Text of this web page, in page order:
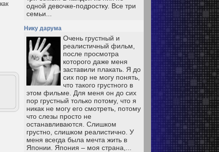
одной девочке-подростку. Все три
семьи...
Нику дарума
Очень грустный и
реалистичный фильм,
после просмотра
которого даже меня
заставили плакать. Я до
сих пор не могу понять,
что такого грустного в
этом фильме. Для меня он до сих
пор грустный только потому, что я
никак не могу его смотреть, потому
что слезы просто не
останавливаются. Слишком
грустно, слишком реалистично. У
меня всегда была мечта жить в
Японии. Япония – моя страна,...